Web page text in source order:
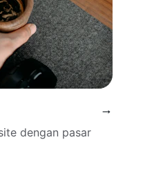
dengan pasar
→